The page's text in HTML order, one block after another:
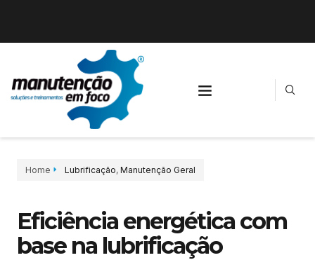
Home Lubrificação, Manutenção Geral
Eficiência energética com
base na lubrificação